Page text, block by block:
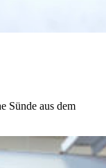
Sünde aus dem